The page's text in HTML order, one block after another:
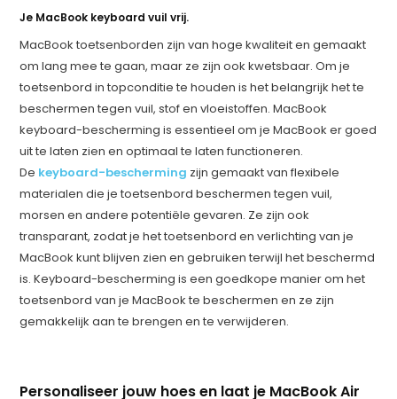
Je MacBook keyboard vuil vrij.
MacBook toetsenborden zijn van hoge kwaliteit en gemaakt
om lang mee te gaan, maar ze zijn ook kwetsbaar. Om je
toetsenbord in topconditie te houden is het belangrijk het te
beschermen tegen vuil, stof en vloeistoffen. MacBook
keyboard-bescherming is essentieel om je MacBook er goed
uit te laten zien en optimaal te laten functioneren.
De keyboard-bescherming zijn gemaakt van flexibele
materialen die je toetsenbord beschermen tegen vuil,
morsen en andere potentiële gevaren. Ze zijn ook
transparant, zodat je het toetsenbord en verlichting van je
MacBook kunt blijven zien en gebruiken terwijl het beschermd
is. Keyboard-bescherming is een goedkope manier om het
toetsenbord van je MacBook te beschermen en ze zijn
gemakkelijk aan te brengen en te verwijderen.
Personaliseer jouw hoes en laat je MacBook Air